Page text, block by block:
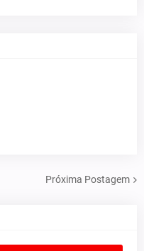
Próxima Postagem